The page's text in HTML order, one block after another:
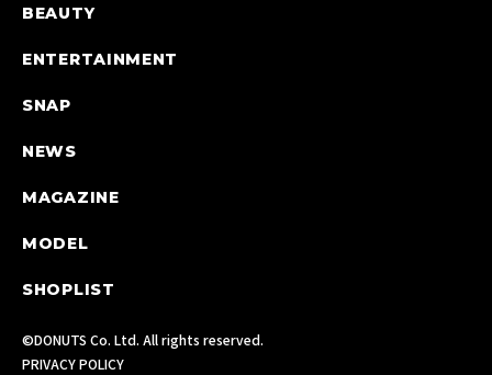
BEAUTY
ENTERTAINMENT
SNAP
NEWS
MAGAZINE
MODEL
SHOPLIST
©DONUTS Co. Ltd. All rights reserved.
PRIVACY POLICY